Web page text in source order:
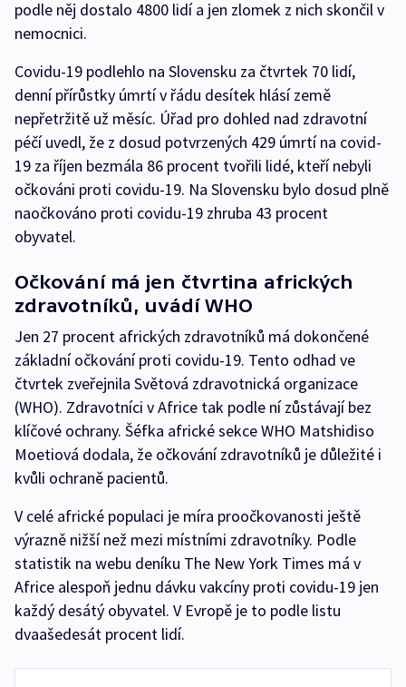
podle něj dostalo 4800 lidí a jen zlomek z nich skončil v
nemocnici.
Covidu-19 podlehlo na Slovensku za čtvrtek 70 lidí,
denní přírůstky úmrtí v řádu desítek hlásí země
nepřetržitě už měsíc. Úřad pro dohled nad zdravotní
péčí uvedl, že z dosud potvrzených 429 úmrtí na covid-
19 za říjen bezmála 86 procent tvořili lidé, kteří nebyli
očkováni proti covidu-19. Na Slovensku bylo dosud plně
naočkováno proti covidu-19 zhruba 43 procent
obyvatel.
Očkování má jen čtvrtina afrických
zdravotníků, uvádí WHO
Jen 27 procent afrických zdravotníků má dokončené
základní očkování proti covidu-19. Tento odhad ve
čtvrtek zveřejnila Světová zdravotnická organizace
(WHO). Zdravotníci v Africe tak podle ní zůstávají bez
klíčové ochrany. Šéfka africké sekce WHO Matshidiso
Moetiová dodala, že očkování zdravotníků je důležité i
kvůli ochraně pacientů.
V celé africké populaci je míra proočkovanosti ještě
výrazně nižší než mezi místními zdravotníky. Podle
statistik na webu deníku The New York Times má v
Africe alespoň jednu dávku vakcíny proti covidu-19 jen
každý desátý obyvatel. V Evropě je to podle listu
dvaašedesát procent lidí.